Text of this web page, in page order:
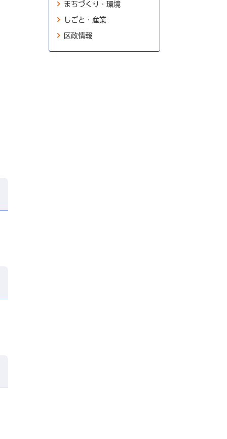
まちづくり・環境
しごと・産業
区政情報